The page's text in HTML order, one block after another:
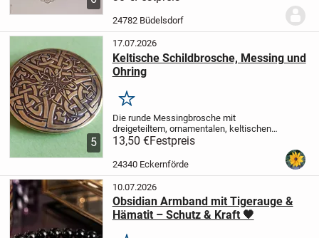
Durchmesser: 3,74 cm
sich die Bilder genau an. Sie sind...
24782 Büdelsdorf
5
17.07.2026
Keltische Schildbrosche, Messing und
Ohring
Merken
Die runde Messingbrosche mit
dreigeteiltem, ornamentalen, keltischen
Muster wurde in Quimper / Bretagne
gekauft vor etwa 20 Jahren. Sie ist gut
erhalten, hat einige Kratzer, die aber nur
mit der Lupe...
13,50 €Festpreis
24340 Eckernförde
10.07.2026
Obsidian Armband mit Tigerauge &
Hämatit – Schutz & Kraft 🖤